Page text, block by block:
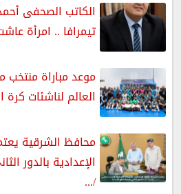
الكاتب الصحفى
تيمرافا .. امرأة
موعد مباراة
العالم لناشئات كرة
محافظ الشرقية
/...